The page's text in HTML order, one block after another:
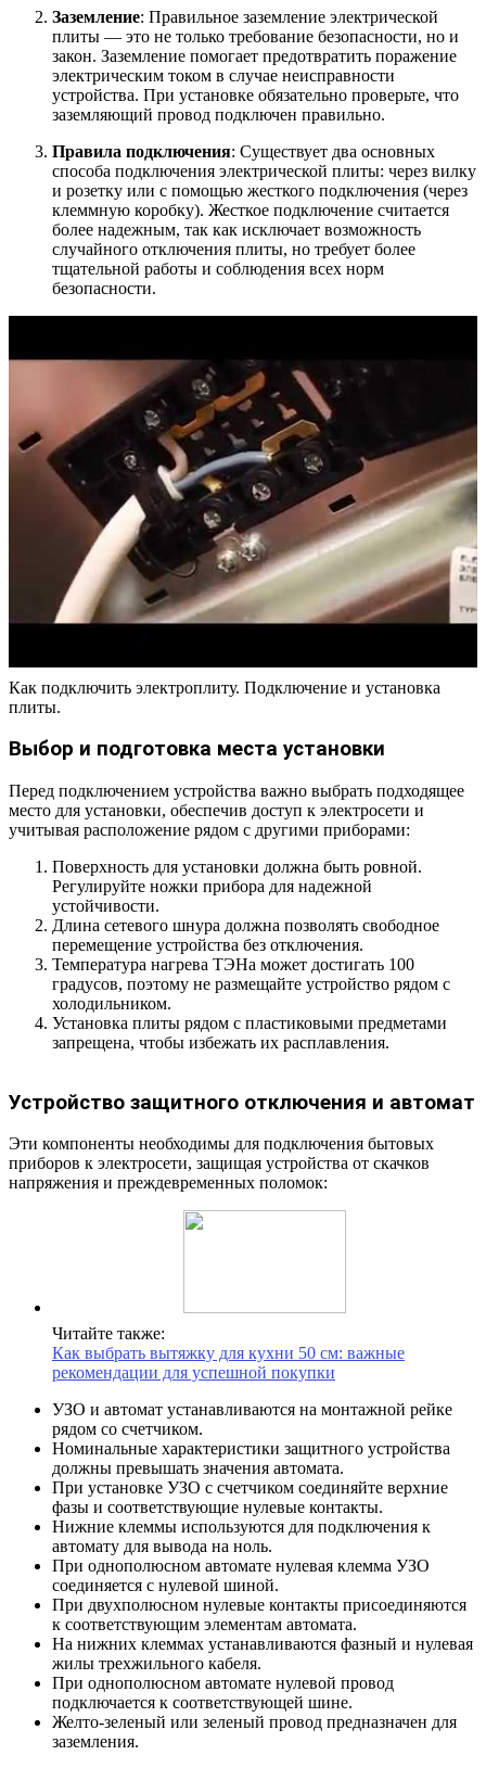
Заземление: Правильное заземление электрической
плиты — это не только требование безопасности, но и
закон. Заземление помогает предотвратить поражение
электрическим током в случае неисправности
устройства. При установке обязательно проверьте, что
заземляющий провод подключен правильно.
Правила подключения: Существует два основных
способа подключения электрической плиты: через вилку
и розетку или с помощью жесткого подключения (через
клеммную коробку). Жесткое подключение считается
более надежным, так как исключает возможность
случайного отключения плиты, но требует более
тщательной работы и соблюдения всех норм
безопасности.
Как подключить электроплиту. Подключение и установка
плиты.
Выбор и подготовка места установки
Перед подключением устройства важно выбрать подходящее
место для установки, обеспечив доступ к электросети и
учитывая расположение рядом с другими приборами:
Поверхность для установки должна быть ровной.
Регулируйте ножки прибора для надежной
устойчивости.
Длина сетевого шнура должна позволять свободное
перемещение устройства без отключения.
Температура нагрева ТЭНа может достигать 100
градусов, поэтому не размещайте устройство рядом с
холодильником.
Установка плиты рядом с пластиковыми предметами
запрещена, чтобы избежать их расплавления.
Устройство защитного отключения и автомат
Эти компоненты необходимы для подключения бытовых
приборов к электросети, защищая устройства от скачков
напряжения и преждевременных поломок:
Читайте также:
Как выбрать вытяжку для кухни 50 см: важные
рекомендации для успешной покупки
УЗО и автомат устанавливаются на монтажной рейке
рядом со счетчиком.
Номинальные характеристики защитного устройства
должны превышать значения автомата.
При установке УЗО с счетчиком соединяйте верхние
фазы и соответствующие нулевые контакты.
Нижние клеммы используются для подключения к
автомату для вывода на ноль.
При однополюсном автомате нулевая клемма УЗО
соединяется с нулевой шиной.
При двухполюсном нулевые контакты присоединяются
к соответствующим элементам автомата.
На нижних клеммах устанавливаются фазный и нулевая
жилы трехжильного кабеля.
При однополюсном автомате нулевой провод
подключается к соответствующей шине.
Желто-зеленый или зеленый провод предназначен для
заземления.